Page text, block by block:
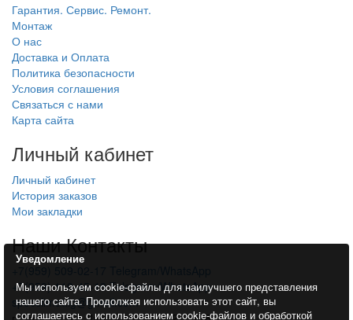
Гарантия. Сервис. Ремонт.
Монтаж
О нас
Доставка и Оплата
Политика безопасности
Условия соглашения
Связаться с нами
Карта сайта
Личный кабинет
Личный кабинет
История заказов
Мои закладки
Наши Контакты
+7(959) 509-02-17 Telegram/WhatsApp
+7(959) 110-45-18 Telegram/WhatsApp
specclimat.lg@gmail.com
Уведомление
Мы используем cookie-файлы для наилучшего представления
нашего сайта. Продолжая использовать этот сайт, вы
соглашаетесь с использованием cookie-файлов и обработкой